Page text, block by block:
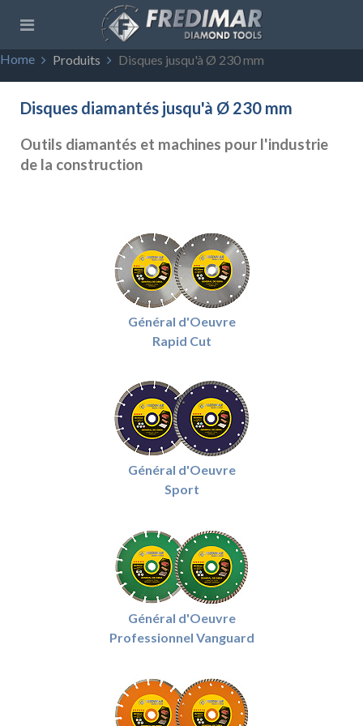
Home Produits Disques jusqu'à Ø 230 mm
Disques diamantés jusqu'à Ø 230 mm
Outils diamantés et machines pour l'industrie
de la construction
Général d'Oeuvre
Rapid Cut
Général d'Oeuvre
Sport
Général d'Oeuvre
Professionnel Vanguard